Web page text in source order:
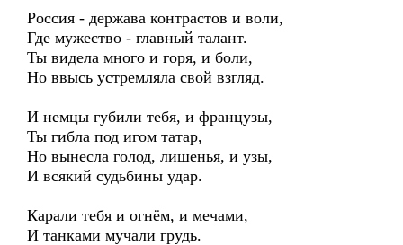
Россия - держава контрастов и воли,
Где мужество - главный талант.
Ты видела много и горя, и боли,
Но ввысь устремляла свой взгляд.
И немцы губили тебя, и французы,
Ты гибла под игом татар,
Но вынесла голод, лишенья, и узы,
И всякий судьбины удар.
Карали тебя и огнём, и мечами,
И танками мучали грудь.